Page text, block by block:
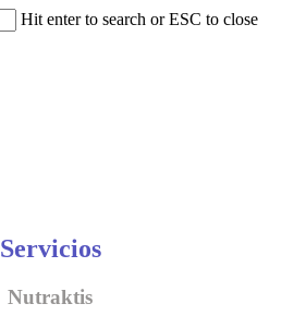
Hit enter to search or ESC to close
Servicios
Nutraktis